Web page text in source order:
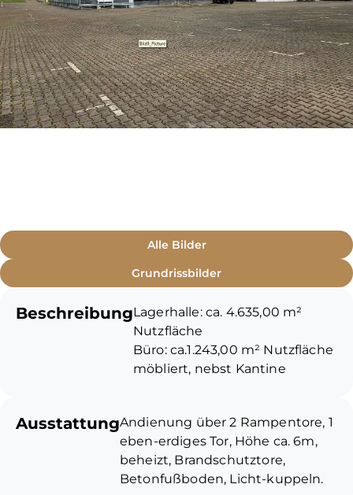
Alle Bilder
Grundrissbilder
BeschreibungLagerhalle: ca. 4.635,00 m²
Nutzfläche
Büro: ca.1.243,00 m² Nutzfläche
möbliert, nebst Kantine
Verbundsteinpflaster belegt
Miete: EUR 30.000,00 zzgl.
6.676,00 Betriebskosten
AusstattungAndienung über 2 Rampentore, 1
eben-erdiges Tor, Höhe ca. 6m,
beheizt, Brandschutztore,
Betonfußboden, Licht-kuppeln.